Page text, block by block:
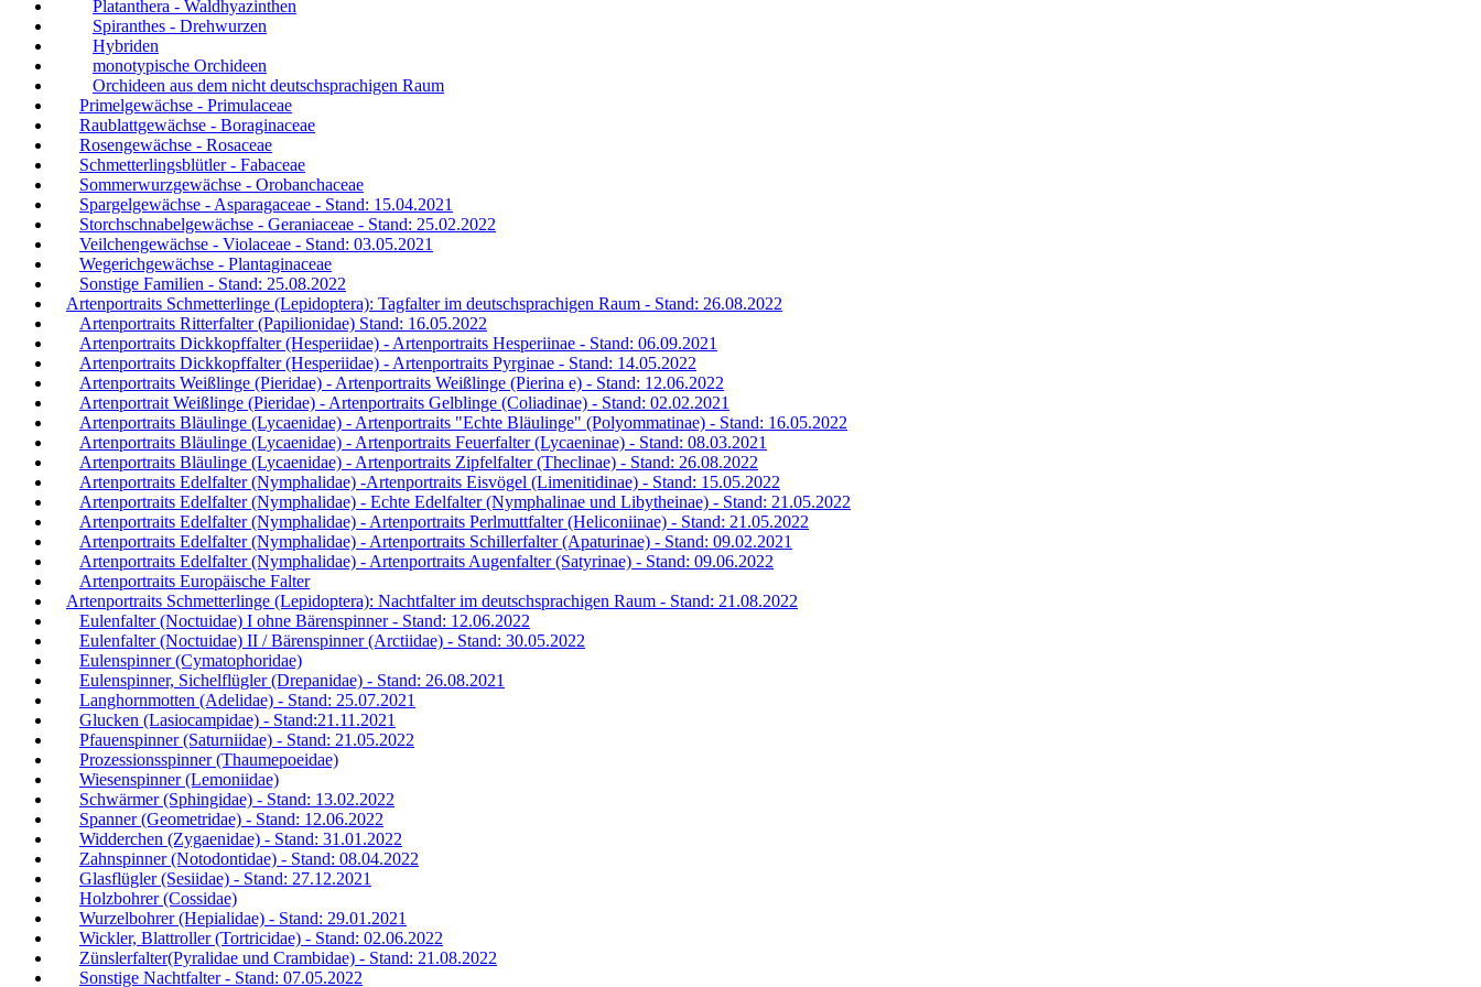
Platanthera - Waldhyazinthen
Spiranthes - Drehwurzen
Hybriden
monotypische Orchideen
Orchideen aus dem nicht deutschsprachigen Raum
Primelgewächse - Primulaceae
Raublattgewächse - Boraginaceae
Rosengewächse - Rosaceae
Schmetterlingsblütler - Fabaceae
Sommerwurzgewächse - Orobanchaceae
Spargelgewächse - Asparagaceae - Stand: 15.04.2021
Storchschnabelgewächse - Geraniaceae - Stand: 25.02.2022
Veilchengewächse - Violaceae - Stand: 03.05.2021
Wegerichgewächse - Plantaginaceae
Sonstige Familien - Stand: 25.08.2022
Artenportraits Schmetterlinge (Lepidoptera): Tagfalter im deutschsprachigen Raum - Stand: 26.08.2022
Artenportraits Ritterfalter (Papilionidae) Stand: 16.05.2022
Artenportraits Dickkopffalter (Hesperiidae) - Artenportraits Hesperiinae - Stand: 06.09.2021
Artenportraits Dickkopffalter (Hesperiidae) - Artenportraits Pyrginae - Stand: 14.05.2022
Artenportraits Weißlinge (Pieridae) - Artenportraits Weißlinge (Pierina e) - Stand: 12.06.2022
Artenportrait Weißlinge (Pieridae) - Artenportraits Gelblinge (Coliadinae) - Stand: 02.02.2021
Artenportraits Bläulinge (Lycaenidae) - Artenportraits "Echte Bläulinge" (Polyommatinae) - Stand: 16.05.2022
Artenportraits Bläulinge (Lycaenidae) - Artenportraits Feuerfalter (Lycaeninae) - Stand: 08.03.2021
Artenportraits Bläulinge (Lycaenidae) - Artenportraits Zipfelfalter (Theclinae) - Stand: 26.08.2022
Artenportraits Edelfalter (Nymphalidae) -Artenportraits Eisvögel (Limenitidinae) - Stand: 15.05.2022
Artenportraits Edelfalter (Nymphalidae) - Echte Edelfalter (Nymphalinae und Libytheinae) - Stand: 21.05.2022
Artenportraits Edelfalter (Nymphalidae) - Artenportraits Perlmuttfalter (Heliconiinae) - Stand: 21.05.2022
Artenportraits Edelfalter (Nymphalidae) - Artenportraits Schillerfalter (Apaturinae) - Stand: 09.02.2021
Artenportraits Edelfalter (Nymphalidae) - Artenportraits Augenfalter (Satyrinae) - Stand: 09.06.2022
Artenportraits Europäische Falter
Artenportraits Schmetterlinge (Lepidoptera): Nachtfalter im deutschsprachigen Raum - Stand: 21.08.2022
Eulenfalter (Noctuidae) I ohne Bärenspinner - Stand: 12.06.2022
Eulenfalter (Noctuidae) II / Bärenspinner (Arctiidae) - Stand: 30.05.2022
Eulenspinner (Cymatophoridae)
Eulenspinner, Sichelflügler (Drepanidae) - Stand: 26.08.2021
Langhornmotten (Adelidae) - Stand: 25.07.2021
Glucken (Lasiocampidae) - Stand:21.11.2021
Pfauenspinner (Saturniidae) - Stand: 21.05.2022
Prozessionsspinner (Thaumepoeidae)
Wiesenspinner (Lemoniidae)
Schwärmer (Sphingidae) - Stand: 13.02.2022
Spanner (Geometridae) - Stand: 12.06.2022
Widderchen (Zygaenidae) - Stand: 31.01.2022
Zahnspinner (Notodontidae) - Stand: 08.04.2022
Glasflügler (Sesiidae) - Stand: 27.12.2021
Holzbohrer (Cossidae)
Wurzelbohrer (Hepialidae) - Stand: 29.01.2021
Wickler, Blattroller (Tortricidae) - Stand: 02.06.2022
Zünslerfalter(Pyralidae und Crambidae) - Stand: 21.08.2022
Sonstige Nachtfalter - Stand: 07.05.2022